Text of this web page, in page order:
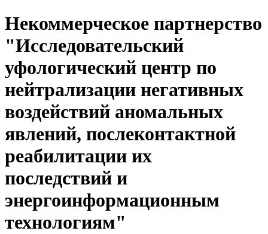
Некоммерческое партнерство
"Исследовательский
уфологический центр по
нейтрализации негативных
воздействий аномальных
явлений, послеконтактной
реабилитации их
последствий и
энергоинформационным
технологиям"